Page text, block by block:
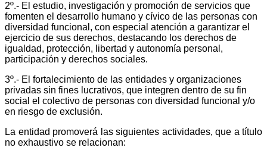
2º.- El estudio, investigación y promoción de servicios que
fomenten el desarrollo humano y cívico de las personas con
diversidad funcional, con especial atención a garantizar el
ejercicio de sus derechos, destacando los derechos de
igualdad, protección, libertad y autonomía personal,
participación y derechos sociales.
3º.- El fortalecimiento de las entidades y organizaciones
privadas sin fines lucrativos, que integren dentro de su fin
social el colectivo de personas con diversidad funcional y/o
en riesgo de exclusión.
La entidad promoverá las siguientes actividades, que a título
no exhaustivo se relacionan: